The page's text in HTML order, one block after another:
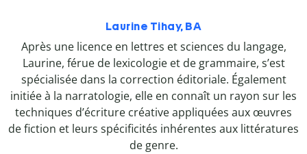
Laurine Tihay, BA
Après une licence en lettres et sciences du langage,
Laurine, férue de lexicologie et de grammaire, s’est
spécialisée dans la correction éditoriale. Également
initiée à la narratologie, elle en connaît un rayon sur les
techniques d’écriture créative appliquées aux œuvres
de fiction et leurs spécificités inhérentes aux littératures
de genre.